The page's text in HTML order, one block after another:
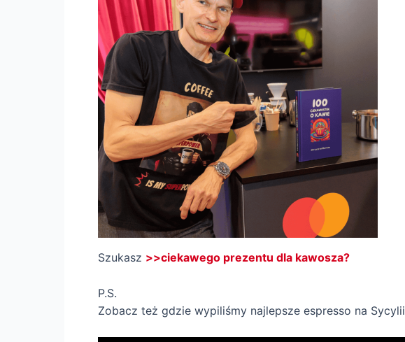
Szukasz >>ciekawego prezentu dla kawosza?
P.S.
Zobacz też gdzie wypiliśmy najlepsze espresso na Sycylii